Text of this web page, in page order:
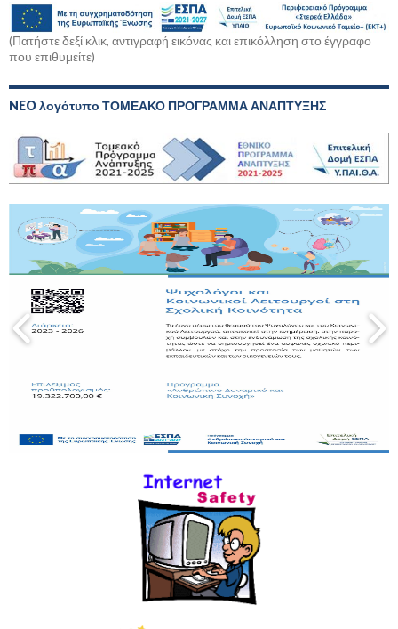
(Πατήστε δεξί κλικ, αντιγραφή εικόνας και επικόλληση στο έγγραφο
που επιθυμείτε)
NEO λογότυπο ΤΟΜΕΑΚΟ ΠΡΟΓΡΑΜΜΑ ΑΝΑΠΤΥΞΗΣ